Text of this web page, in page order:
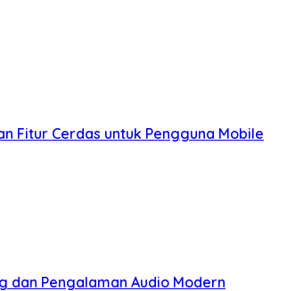
Fitur Cerdas untuk Pengguna Mobile
dan Pengalaman Audio Modern